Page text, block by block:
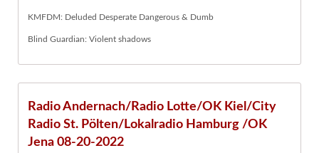
KMFDM: Deluded Desperate Dangerous & Dumb
Blind Guardian: Violent shadows
Radio Andernach/Radio Lotte/OK Kiel/City
Radio St. Pölten/Lokalradio Hamburg /OK
Jena 08-20-2022